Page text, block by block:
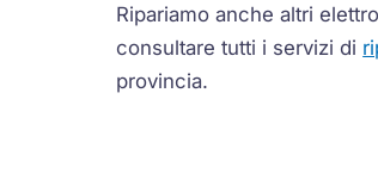
Ripariamo anche altri
consultare tutti i servizi di
provincia.